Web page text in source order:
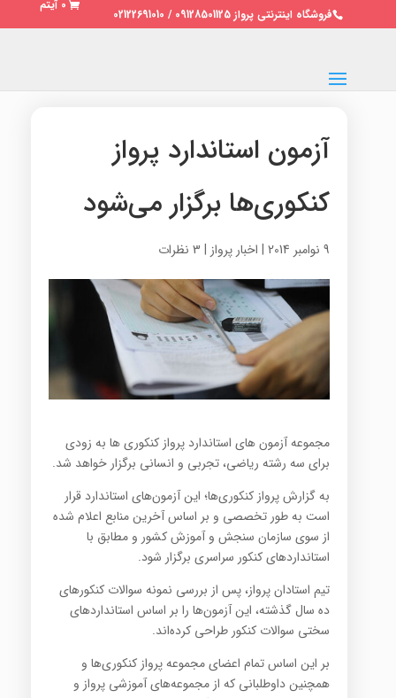
فروشگاه اینترنتی پرواز 09128501125 / 02122691010
0 آیتم
آزمون‌ استاندارد پرواز
کنکوری‌ها برگزار می‌شود
9 نوامبر 2014 | اخبار پرواز | 3 نظرات
مجموعه آزمون های استاندارد پرواز کنکوری ها به زودی
برای سه رشته ریاضی، تجربی و انسانی برگزار خواهد شد.
به گزارش پرواز کنکوری‌ها؛ این آزمون‌های استاندارد قرار
است به طور تخصصی و بر اساس آخرین منابع اعلام شده
از سوی سازمان سنجش و آموزش کشور و مطابق با
استانداردهای کنکور سراسری برگزار شود.
تیم استادان پرواز، پس از بررسی نمونه سوالات کنکورهای
ده سال گذشته، این آزمون‌ها را بر اساس استانداردهای
سختی سوالات کنکور طراحی کرده‌اند.
بر این اساس تمام اعضای مجموعه پرواز کنکوری‌ها و
همچنین داوطلبانی که از مجموعه‌های آموزشی پرواز و